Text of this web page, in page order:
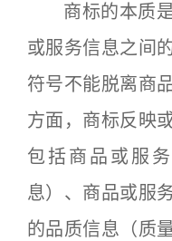
商标的本质是
或服务信息之间
符号不能脱离商
方面，商标反映
包括商品或服
息）、商品或服
的品质信息（质